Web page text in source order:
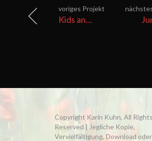
voriges Projekt
Kids and Dogs
Copyright Karin Kuhn, All Rights
Reserved | Jegliche Kopie,
Vervielfältigung, Download oder